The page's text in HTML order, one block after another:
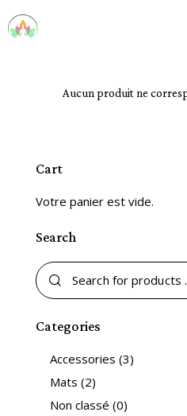
Aucun produit ne
Cart
Votre panier est vide.
Search
Categories
Accessories (3)
Mats (2)
Non classé (0)